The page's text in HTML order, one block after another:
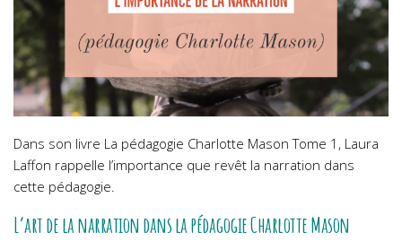
Dans son livre La pédagogie Charlotte Mason Tome 1, Laura
Laffon rappelle l’importance que revêt la narration dans
cette pédagogie.
L’art de la narration dans la pédagogie Charlotte Mason